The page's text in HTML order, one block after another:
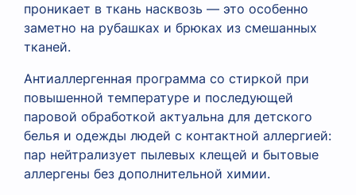
проникает в ткань насквозь — это особенно
заметно на рубашках и брюках из смешанных
тканей.
Антиаллергенная программа со стиркой при
повышенной температуре и последующей
паровой обработкой актуальна для детского
белья и одежды людей с контактной аллергией:
пар нейтрализует пылевых клещей и бытовые
аллергены без дополнительной химии.